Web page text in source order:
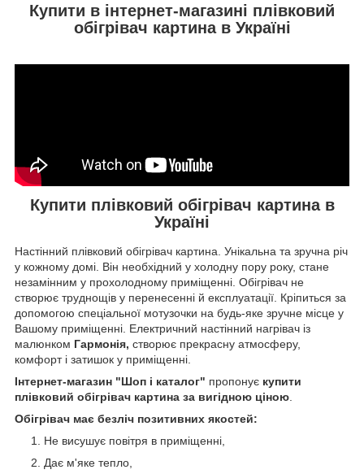
Купити в інтернет-магазині плівковий
обігрівач картина в Україні
Купити плівковий обігрівач картина в
Україні
Настінний плівковий обігрівач картина. Унікальна та зручна річ
у кожному домі. Він необхідний у холодну пору року, стане
незамінним у прохолодному приміщенні. Обігрівач не
створює труднощів у перенесенні й експлуатації. Кріпиться за
допомогою спеціальної мотузочки на будь-яке зручне місце у
Вашому приміщенні. Електричний настінний нагрівач із
малюнком Гармонія, створює прекрасну атмосферу,
комфорт і затишок у приміщенні.
Інтернет-магазин "Шоп і каталог" пропонує купити
плівковий обігрівач картина за вигідною ціною
Обігрівач має безліч позитивних якостей:
Не висушує повітря в приміщенні,
Дає м'яке тепло,